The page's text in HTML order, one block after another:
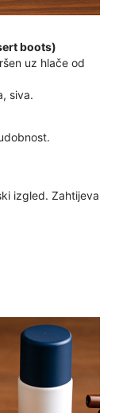
boots)
uz hlače od
siva.
izgled. Zahtijeva